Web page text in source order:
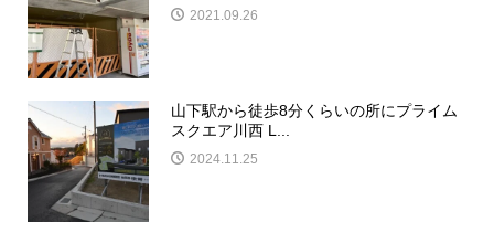
2021.09.26
山下駅から徒歩8分くらいの所にプライム
スクエア川西 L...
2024.11.25